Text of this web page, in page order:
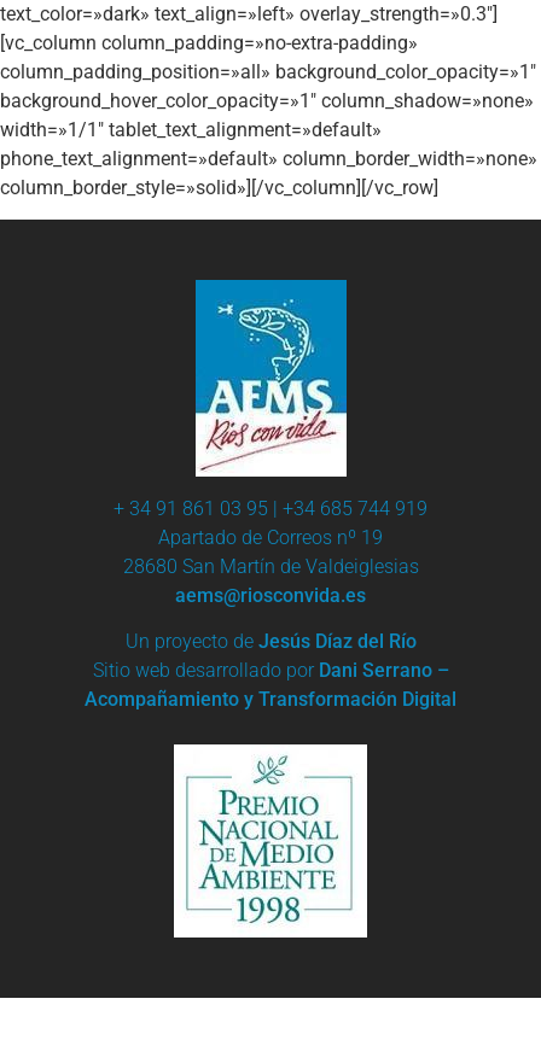
text_color=»dark» text_align=»left» overlay_strength=»0.3″]
[vc_column column_padding=»no-extra-padding»
column_padding_position=»all» background_color_opacity=»1″
background_hover_color_opacity=»1″ column_shadow=»none»
width=»1/1″ tablet_text_alignment=»default»
phone_text_alignment=»default» column_border_width=»none»
column_border_style=»solid»][/vc_column][/vc_row]
+ 34 91 861 03 95 | +34 685 744 919
Apartado de Correos nº 19
28680 San Martín de Valdeiglesias
aems@riosconvida.es
Un proyecto de Jesús Díaz del Río
Sitio web desarrollado por Dani Serrano –
Acompañamiento y Transformación Digital